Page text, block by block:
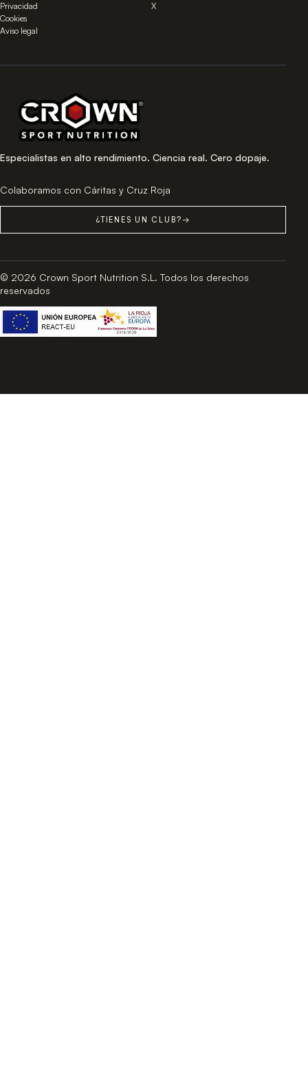
Privacidad
Cookies
Aviso legal
X
Especialistas en alto rendimiento. Ciencia real. Cero dopaje.
Colaboramos con Cáritas y Cruz Roja
¿TIENES UN CLUB?→
© 2026 Crown Sport Nutrition S.L. Todos los derechos
reservados